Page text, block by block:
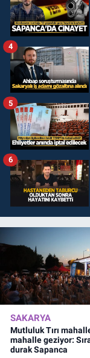
4
5
6
SAKARYA
Mutluluk Tırı
mahalle geziyor:
durak Sapanca